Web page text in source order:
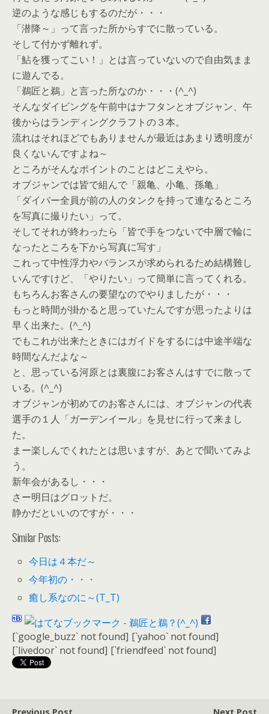
逆のような感じもするのだが・・・
「潜降～」って言った所からすでに散っている。
そして付かず離れず。
「鮎を獲ってこい！」とは言っていないので自由気まま
に遊んでる。
「鵜匠と鵜」と言った所なのか・・・(^_^)
そんなダイビングを午前中はナフタンとオブジャン、午
後からはランディングクラフトの３本。
流れはそれほどでもありませんが最近はあまり透明度が
良くないんですよね～
ところがそんなポイントのことはどこえやら。
オブジャンでは皆で組んで「親亀、小亀、孫亀」
「ダイバー全員が前の人のタンクを持って連なるところ
を写真に撮りたい」って。
そしてそれが終わったら「皆で手をつないで中層で輪に
なったところを下から写真に写す」
これって中性浮力やバランスが求められるため結構難し
いんですけど、「やりたい」って簡単に言ってくれる。
もちろんお客さんの要望なのでやりましたが・・・
もっと時間が掛かると思っていたんですが思ったよりは
早く出来た。(^_^)
でもこれが出来たときにはガイドをするには中途半端な
時間なんだよな～
と、思っている河原とは裏腹にお客さんはすでに散って
いる。(^_^)
オブジャンが初めてのお客さんには、オブジャンの代表
選手の１人「ガーデンイール」を見せに行って来まし
た。
まー楽しんでくれたとは思いますが、あとで聞いてみよ
う。
新年会があるし・・・
さー明日はグロットだ。
静かだといいのですが・・・
Similar Posts:
今日は４本だ～
今年初の・・・
癒し系なのに～(T_T)
[`google_buzz` not found] [`yahoo` not found]
[`livedoor` not found] [`friendfeed` not found]